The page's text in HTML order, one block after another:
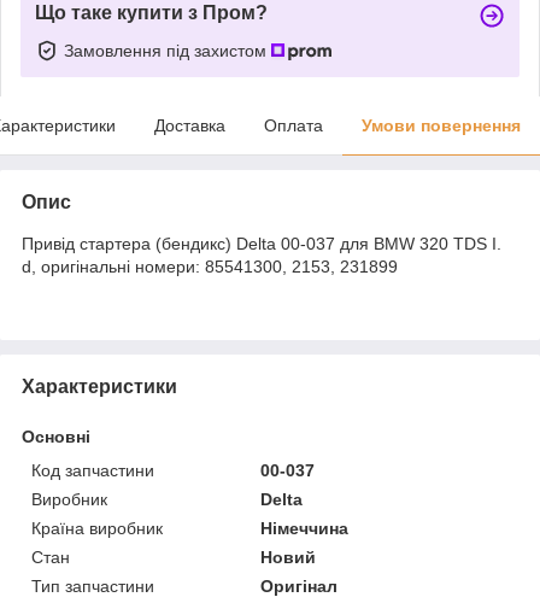
Що таке купити з Пром?
Замовлення під захистом
Доставка Оплата Умови повернення
Опис
Привід стартера (бендикс) Delta 00-037 для BMW 320 TDS I.
d, оригінальні номери: 85541300, 2153, 231899
Характеристики
Основні
Код запчастини
00-037
Виробник
Delta
Країна виробник
Німеччина
Стан
Новий
Тип запчастини
Оригінал